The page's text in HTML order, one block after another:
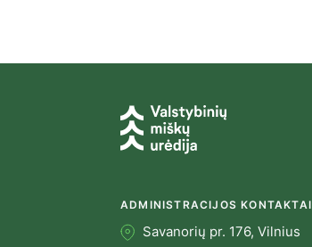
ADMINISTRACIJOS KONTAKTAI
Savanorių pr. 176, Vilnius